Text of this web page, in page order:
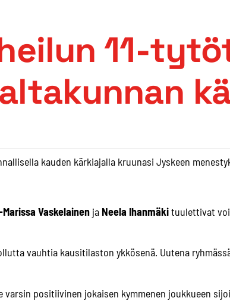
11-
kauden kärkiajalla kruunasi Jyskeen
Marissa Vaskelainenja Neela Ihanmäkituulettivat
vauhtia kausitilaston ykkösenä. Uutena
positiivinen jokaisen kymmenen joukkueen